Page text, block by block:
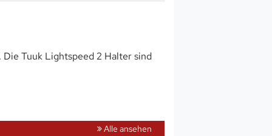
Tuuk Lightspeed 2 Halter sind
Alle ansehen